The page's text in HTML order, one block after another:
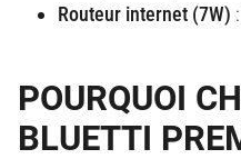
Routeur internet (7W)
POURQUOI
BLUETTI